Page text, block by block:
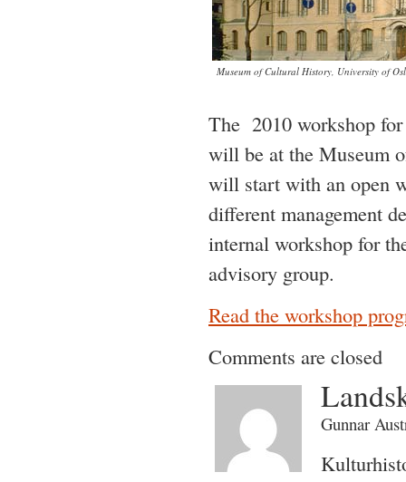
Museum of Cultural History, University of
The 2010 workshop
will be at the Museum
will start with an open
different management
internal workshop for
advisory group.
Read the workshop
Comments are closed
Gunnar